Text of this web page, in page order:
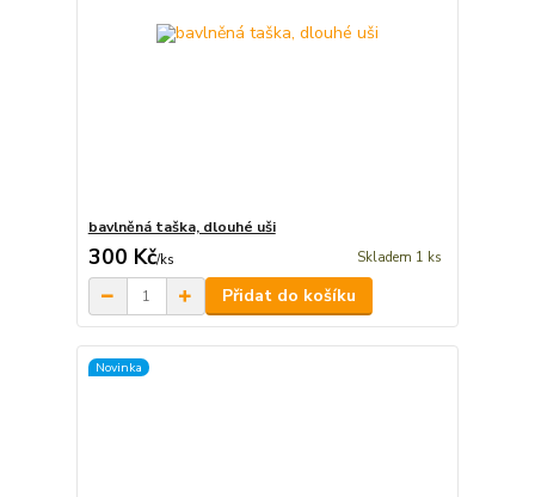
bavlněná taška, dlouhé uši
300 Kč/ks Skladem 1 ks
Přidat do košíku
Novinka